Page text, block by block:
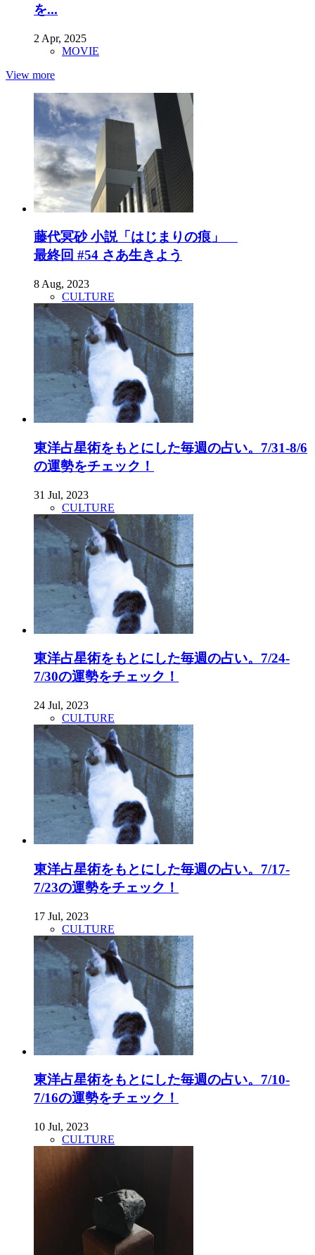
を...
2 Apr, 2025
MOVIE
View more
藤代冥砂 小説「はじまりの痕」
最終回 #54 さあ生きよう
8 Aug, 2023
CULTURE
東洋占星術をもとにした毎週の占い。7/31-8/6
の運勢をチェック！
31 Jul, 2023
CULTURE
東洋占星術をもとにした毎週の占い。7/24-
7/30の運勢をチェック！
24 Jul, 2023
CULTURE
東洋占星術をもとにした毎週の占い。7/17-
7/23の運勢をチェック！
17 Jul, 2023
CULTURE
東洋占星術をもとにした毎週の占い。7/10-
7/16の運勢をチェック！
10 Jul, 2023
CULTURE